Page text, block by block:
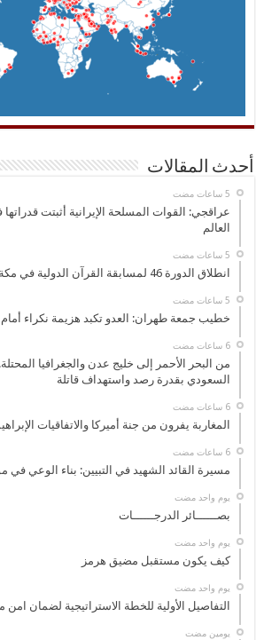
أحدث المقالات
عراقجي: القوات المسلحة الإيرانية أثبتت
العالم
انطلاق الدورة 46 لمسابقة القرآن الدولية في مكة
خطيب جمعة طهران: العدو تكبد هزيمة نكراء أمام
‏6 ساعات مضت
من البحر الأحمر إلى خليج عدن والجغرافيا
السعودي بقدرة رصد واستهداف قاتلة
‏6 ساعات مضت
المغاربة يفرون من جنة أميركا والاتفاقيات
‏6 ساعات مضت
مسيرة القائد الشهيد في التبيين: بناء الوعي في
‏يوم واحد مضت
بصــــــائر الدرجــــــات
‏يوم واحد مضت
كيف يكون مستقبل مضيق هرمز
‏يوم واحد مضت
التفاصيل الأولية للخطة الاستراتيجية لضمان
‏يومين مضت